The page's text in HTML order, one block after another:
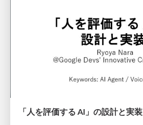
「人を評価する AI」の 設計と実装